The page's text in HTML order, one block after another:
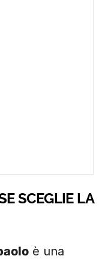
SCEGLIE LA
è una